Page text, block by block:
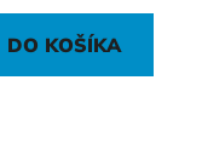
DO KOŠÍKA